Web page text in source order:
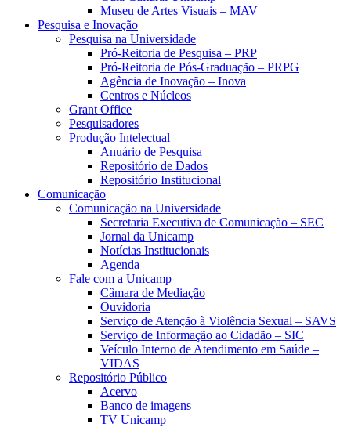
Museu de Artes Visuais – MAV
Pesquisa e Inovação
Pesquisa na Universidade
Pró-Reitoria de Pesquisa – PRP
Pró-Reitoria de Pós-Graduação – PRPG
Agência de Inovação – Inova
Centros e Núcleos
Grant Office
Pesquisadores
Produção Intelectual
Anuário de Pesquisa
Repositório de Dados
Repositório Institucional
Comunicação
Comunicação na Universidade
Secretaria Executiva de Comunicação – SEC
Jornal da Unicamp
Notícias Institucionais
Agenda
Fale com a Unicamp
Câmara de Mediação
Ouvidoria
Serviço de Atenção à Violência Sexual – SAVS
Serviço de Informação ao Cidadão – SIC
Veículo Interno de Atendimento em Saúde –
VIDAS
Repositório Público
Acervo
Banco de imagens
TV Unicamp